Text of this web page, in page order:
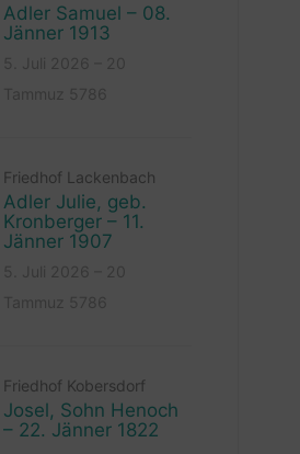
Adler Samuel – 08.
Jänner 1913
Friedhof Lackenbach
Adler Julie, geb.
Kronberger – 11.
Jänner 1907
Friedhof Kobersdorf
Josel, Sohn Henoch
– 22. Jänner 1822